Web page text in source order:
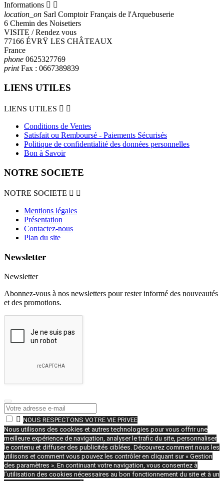
Informations  
location_on Sarl Comptoir Français de l'Arquebuserie
6 Chemin des Noisetiers
VISITE / Rendez vous
77166 ÉVRŸ LES CHÂTEAUX
France
phone 0625327769
printFax : 0667389839
LIENS UTILES
LIENS UTILES  
Conditions de Ventes
Satisfait ou Remboursé - Paiements Sécurisés
Politique de confidentialité des données personnelles
Bon à Savoir
NOTRE SOCIETE
NOTRE SOCIETE  
Mentions légales
Présentation
Contactez-nous
Plan du site
Newsletter
Newsletter
Abonnez-vous à nos newsletters pour rester informé des nouveautés
et des promotions.
 NOUS RESPECTONS VOTRE VIE PRIVEE
Nous utilisons des cookies et autres technologies pour vous offrir une
meilleure expérience de navigation, analyser le trafic du site, personnaliser
le contenu et diffuser des publicités ciblées. Découvrez comment nous les
utilisons et comment vous pouvez les contrôler en cliquant sur « Gestion
des paramètres ». En continuant votre navigation, vous consentez à
l’utilisation des cookies nécessaires au bon fonctionnement du site et à un